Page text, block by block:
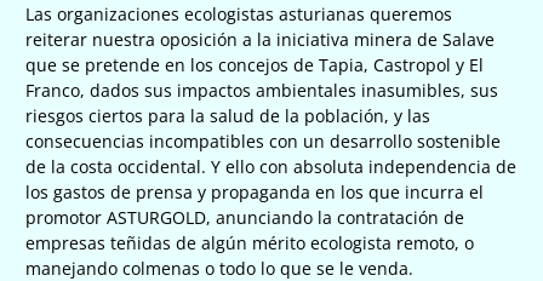
Las organizaciones ecologistas asturianas queremos
reiterar nuestra oposición a la iniciativa minera de Salave
que se pretende en los concejos de Tapia, Castropol y El
Franco, dados sus impactos ambientales inasumibles, sus
riesgos ciertos para la salud de la población, y las
consecuencias incompatibles con un desarrollo sostenible
de la costa occidental. Y ello con absoluta independencia de
los gastos de prensa y propaganda en los que incurra el
promotor ASTURGOLD, anunciando la contratación de
empresas teñidas de algún mérito ecologista remoto, o
manejando colmenas o todo lo que se le venda.